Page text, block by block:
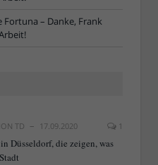
Fortuna – Danke, Frank
TD 17.09.2020 1
Düsseldorf, die zeigen, was